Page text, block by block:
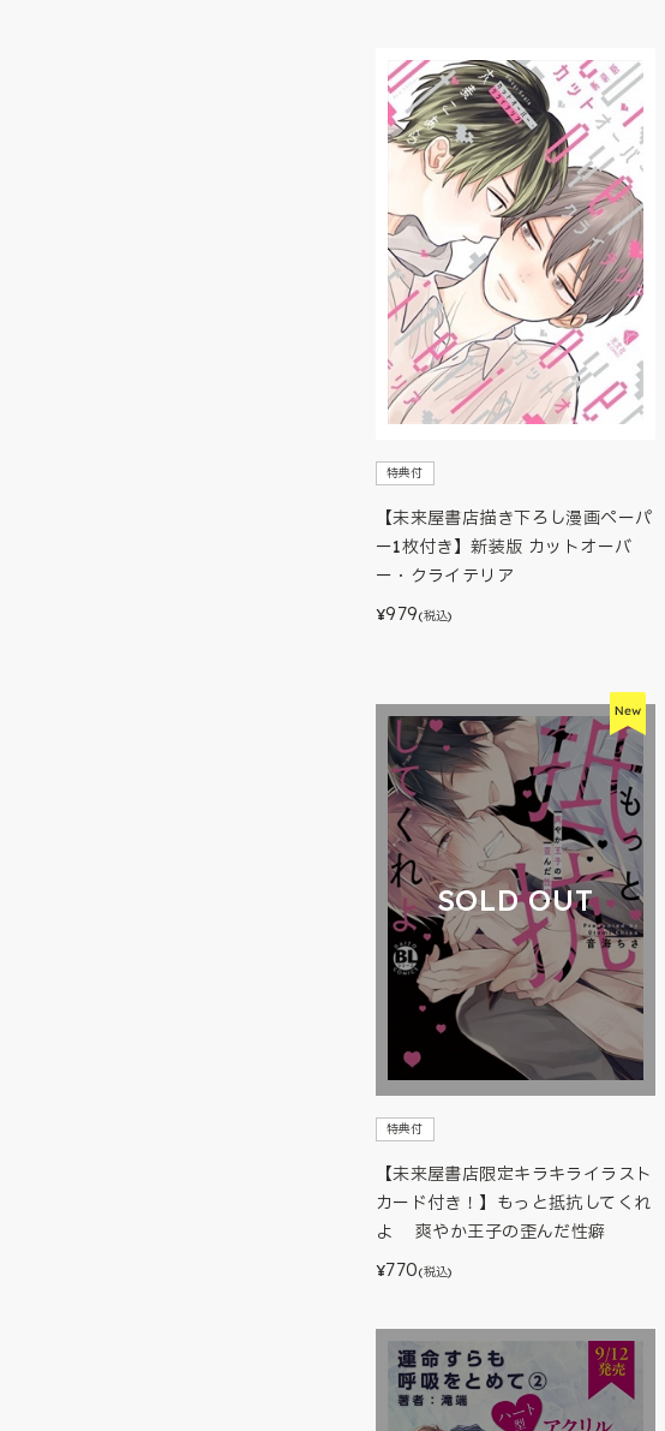
特典付
【未来屋書店描き下ろし漫画ペーパ
ー1枚付き】新装版 カットオーバ
ー・クライテリア
¥979(税込)
SOLD OUT
特典付
【未来屋書店限定キラキライラスト
カード付き！】もっと抵抗してくれ
よ 爽やか王子の歪んだ性癖
¥770(税込)